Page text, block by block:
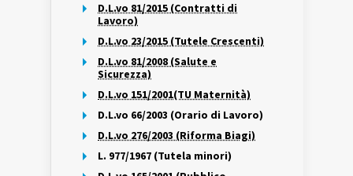
D.L.vo 81/2015 (Contratti di
Lavoro)
D.L.vo 23/2015 (Tutele Crescenti)
D.L.vo 81/2008 (Salute e
Sicurezza)
D.L.vo 151/2001(TU Maternità)
D.L.vo 66/2003 (Orario di Lavoro)
D.L.vo 276/2003 (Riforma Biagi)
L. 977/1967 (Tutela minori)